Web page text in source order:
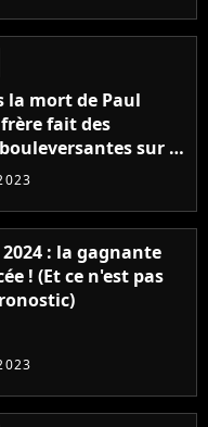
la mort de Paul
fait des
sur la
de Fast and
: la gagnante
! (Et ce n'est pas